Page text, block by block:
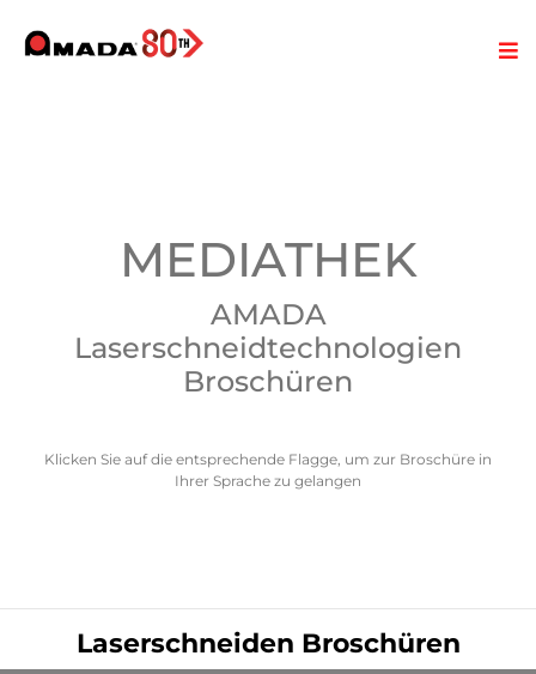
MEDIATHEK
AMADA
Laserschneidtechnologien
Broschüren
Klicken Sie auf die entsprechende Flagge, um zur Broschüre in
Ihrer Sprache zu gelangen
Laserschneiden Broschüren